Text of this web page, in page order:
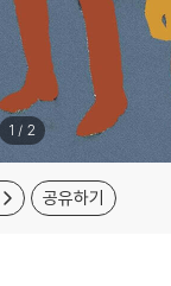
1 / 2
공유하기